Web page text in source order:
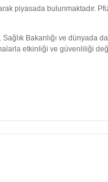
piyasada bulunmaktadır.
Sağlık Bakanlığı ve dünyada
etkinliği ve güvenliliği